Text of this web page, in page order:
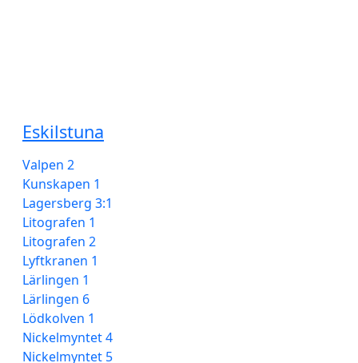
Eskilstuna
Valpen 2
Kunskapen 1
Lagersberg 3:1
Litografen 1
Litografen 2
Lyftkranen 1
Lärlingen 1
Lärlingen 6
Lödkolven 1
Nickelmyntet 4
Nickelmyntet 5